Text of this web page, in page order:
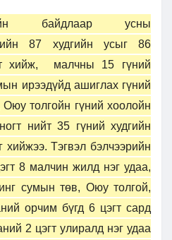
байдлаар усны
87 худгийн усыг 86
хийж, малчны 15 гүний
ирээдүйд ашиглах гүний
Оюу толгойн гүний хоолойн
нийт 35 гүний худгийн
хийжээ. Тэгвэл бэлчээрийн
8 малчин жилд нэг удаа,
сумын төв, Оюу толгой,
орчим бүгд 6 цэгт сард
2 цэгт улиралд нэг удаа